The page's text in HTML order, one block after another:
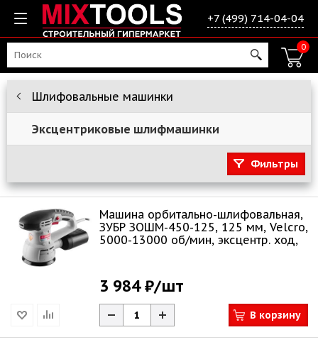
+7 (499) 714-04-04
0
Шлифовальные машинки
Эксцентриковые шлифмашинки
Фильтры
Машина орбитально-шлифовальная,
ЗУБР ЗОШМ-450-125, 125 мм, Velcro,
5000-13000 об/мин, эксцентр. ход,
3 984 ₽/шт
В корзину